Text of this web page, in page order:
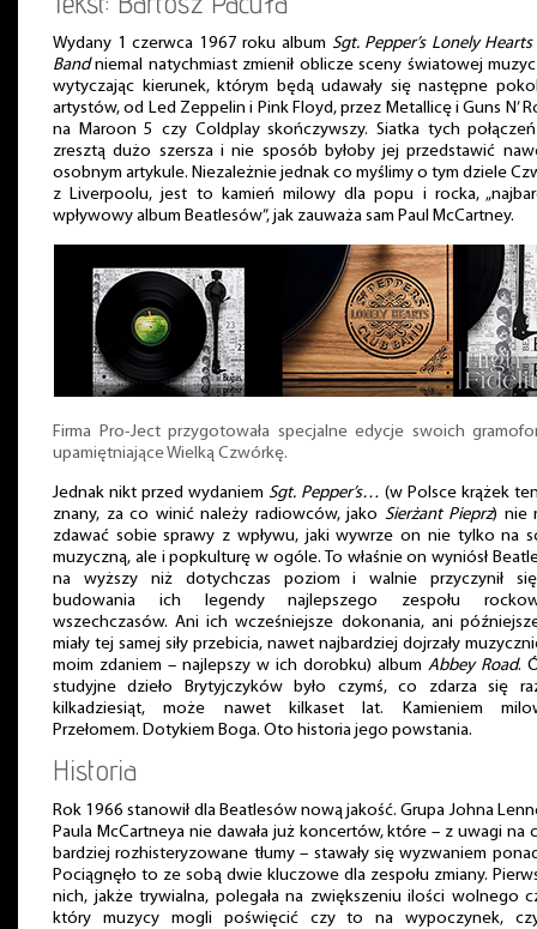
Wydany 1 czerwca 1967 roku album Sgt. Pepper’s Lonely
Bandniemal natychmiast zmienił oblicze sceny światowej
wytyczając kierunek, którym będą udawały się następne
artystów, od Led Zeppelin i Pink Floyd, przez Metallicę i Guns N’
na Maroon 5 czy Coldplay skończywszy. Siatka tych
zresztą dużo szersza i nie sposób byłoby jej przedstawić
osobnym artykule. Niezależnie jednak co myślimy o tym dziele
z Liverpoolu, jest to kamień milowy dla popu i rocka,
wpływowy album Beatlesów”, jak zauważa sam Paul McCartney.
Firma Pro-Ject przygotowała specjalne edycje swoich
upamiętniające Wielką Czwórkę.
Jednak nikt przed wydaniem Sgt. Pepper’s… (w Polsce krążek
znany, za co winić należy radiowców, jako Sierżant Pieprz) nie
zdawać sobie sprawy z wpływu, jaki wywrze on nie tylko na
muzyczną, ale i popkulturę w ogóle. To właśnie on wyniósł
na wyższy niż dotychczas poziom i walnie przyczynił
budowania ich legendy najlepszego zespołu
wszechczasów. Ani ich wcześniejsze dokonania, ani
miały tej samej siły przebicia, nawet najbardziej dojrzały
moim zdaniem – najlepszy w ich dorobku) album Abbey Road.
studyjne dzieło Brytyjczyków było czymś, co zdarza się
kilkadziesiąt, może nawet kilkaset lat. Kamieniem
Przełomem. Dotykiem Boga. Oto historia jego powstania.
Historia
Rok 1966 stanowił dla Beatlesów nową jakość. Grupa Johna
Paula McCartneya nie dawała już koncertów, które – z uwagi na
bardziej rozhisteryzowane tłumy – stawały się wyzwaniem ponad
Pociągnęło to ze sobą dwie kluczowe dla zespołu zmiany.
nich, jakże trywialna, polegała na zwiększeniu ilości wolnego
który muzycy mogli poświęcić czy to na wypoczynek,